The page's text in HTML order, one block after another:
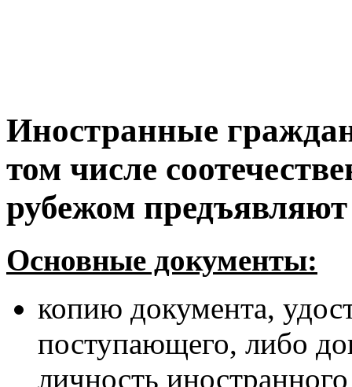
Иностранные
том числе
рубежом
Основные документы:
копию документа,
поступающего, либо
личность